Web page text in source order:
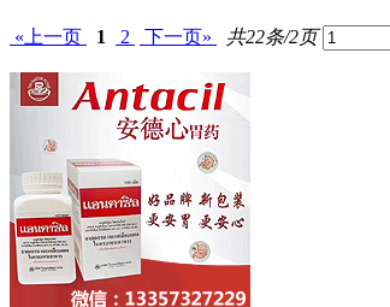
«上一页 1 2 下一页» 共22条/2页